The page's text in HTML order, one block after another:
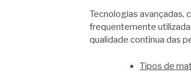
Tecnologias avançadas,
frequentemente
qualidade contínua das
Tipos de